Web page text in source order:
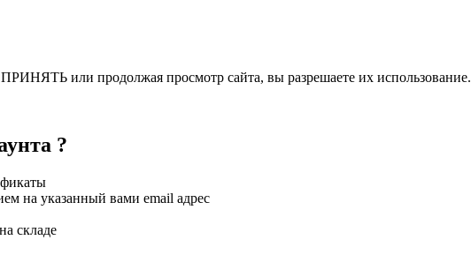
или продолжая просмотр сайта, вы разрешаете их использование.
?
на указанный вами email адрес
складе